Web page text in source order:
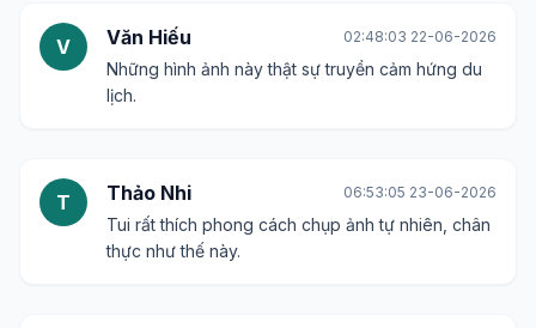
V Văn Hiếu 02:48:03 22-06-2026
Những hình ảnh này thật sự truyền cảm hứng du
lịch.
T Thảo Nhi 06:53:05 23-06-2026
Tui rất thích phong cách chụp ảnh tự nhiên, chân
thực như thế này.